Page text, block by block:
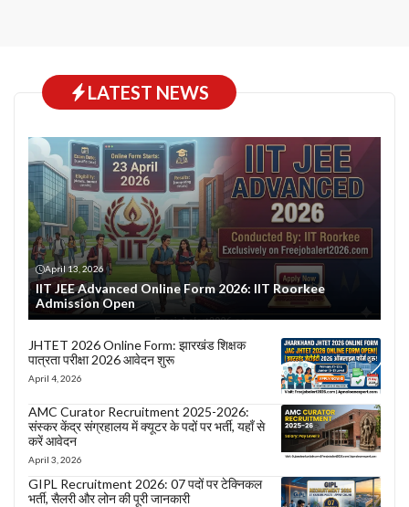
LATEST NEWS
April 13, 2026
IIT JEE Advanced Online Form 2026: IIT Roorkee
Admission Open
JHTET 2026 Online Form: झारखंड शिक्षक
पात्रता परीक्षा 2026 आवेदन शुरू
April 4, 2026
AMC Curator Recruitment 2025-2026:
संस्कर केंद्र संग्रहालय में क्यूटर के पदों पर भर्ती, यहाँ से
करें आवेदन
April 3, 2026
GIPL Recruitment 2026: 07 पदों पर टेक्निकल
भर्ती, सैलरी और लोन की पूरी जानकारी